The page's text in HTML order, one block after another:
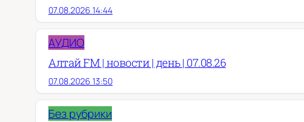
07.08.2026 14:44
АУДИО
Алтай FM | новости | день | 07.08.26
07.08.2026 13:50
Без рубрики